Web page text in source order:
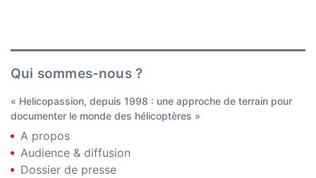
Qui sommes-nous ?
« Helicopassion, depuis 1998 : une approche de terrain pour
documenter le monde des hélicoptères »
A propos
Audience & diffusion
Dossier de presse